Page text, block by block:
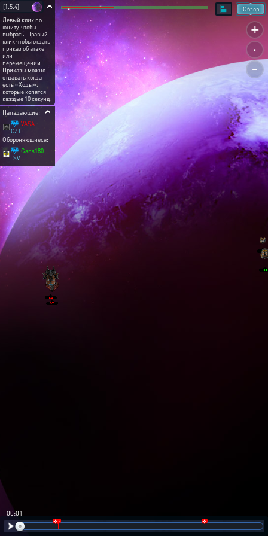
+
.
-
Обзор
[1:5:4]
Левый клик по
юниту, чтобы
выбрать. Правый
клик чтобы отдать
приказ об атаке
или
перемещении.
Приказы можно
отдавать когда
есть «Ходы»,
которые копятся
каждые 10 секунд.
Нападающие:
VASA
CZT
Обороняющиеся:
Gans180
-SV-
00:02